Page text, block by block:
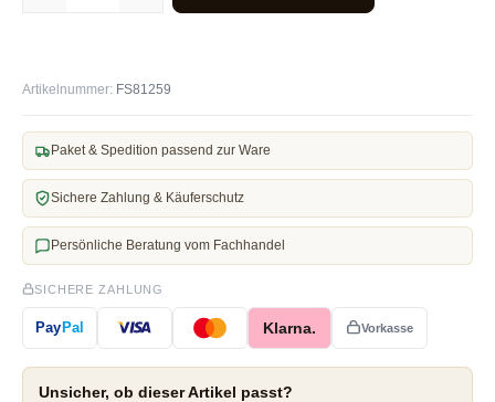
Artikelnummer: FS81259
Paket & Spedition passend zur Ware
Sichere Zahlung & Käuferschutz
Persönliche Beratung vom Fachhandel
SICHERE ZAHLUNG
PayPal Klarna. Vorkasse
Unsicher, ob dieser Artikel passt?